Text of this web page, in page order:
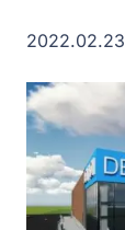
2022.02.23